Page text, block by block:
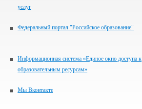
услуг
Федеральный портал "Российское образование"
Информационная система «Единое окно доступа к
образовательным ресурсам»
Мы Вконтакте